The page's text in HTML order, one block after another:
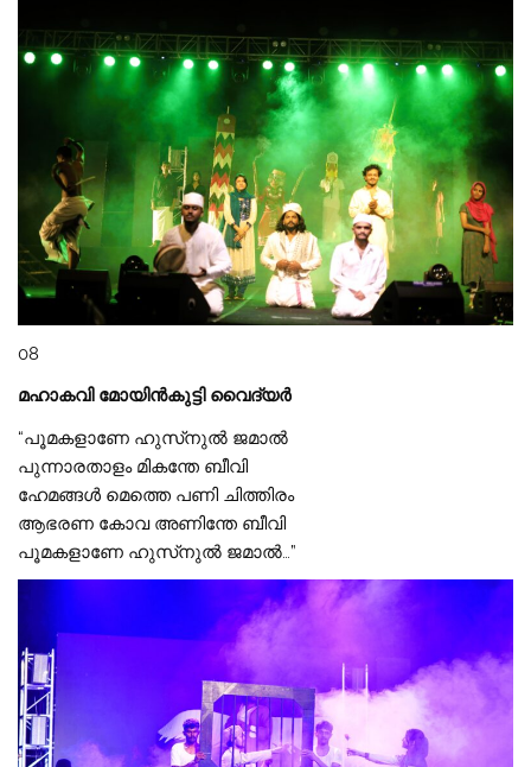
08
മഹാകവി മോയിൻകുട്ടി വൈദ്യർ
“പൂമകളാണേ ഹുസ്‌നുൽ ജമാൽ
പുന്നാരതാളം മികന്തേ ബീവി
ഹേമങ്ങൾ മെത്തെ പണി ചിത്തിരം
ആഭരണ കോവ അണിന്തേ ബീവി
പൂമകളാണേ ഹുസ്‌നുൽ ജമാൽ…”